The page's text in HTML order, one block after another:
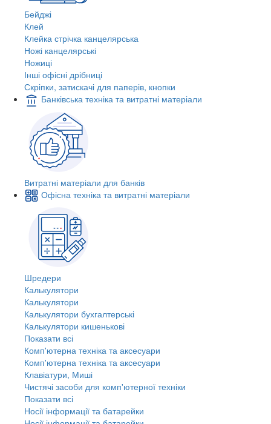
Бейджі
Клей
Клейка стрічка канцелярська
Ножі канцелярські
Ножиці
Інші офісні дрібниці
Скріпки, затискачі для паперів, кнопки
Банківська техніка та витратні матеріали
Витратні матеріали для банків
Офісна техніка та витратні матеріали
Шредери
Калькулятори
Калькулятори
Калькулятори бухгалтерські
Калькулятори кишенькові
Показати всі
Комп'ютерна техніка та аксесуари
Комп'ютерна техніка та аксесуари
Клавіатури, Миші
Чистячі засоби для комп'ютерної техніки
Показати всі
Носії інформації та батарейки